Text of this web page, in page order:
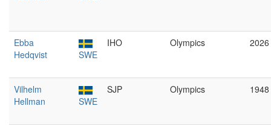
Ebba
Hedqvist
SWE
IHO Olympics 2026
Vilhelm
Hellman
SWE
SJP Olympics 1948